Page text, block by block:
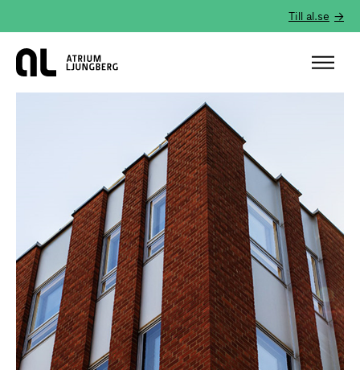
Till al.se
Hem